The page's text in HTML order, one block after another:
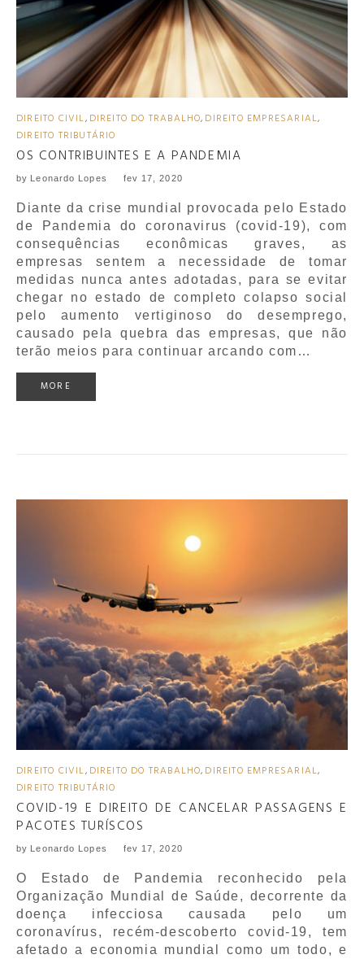
DIREITO CIVIL, DIREITO DO TRABALHO, DIREITO EMPRESARIAL,
DIREITO TRIBUTÁRIO
OS CONTRIBUINTES E A PANDEMIA
by Leonardo Lopes fev 17, 2020
Diante da crise mundial provocada pelo Estado
de Pandemia do coronavirus (covid-19), com
consequências econômicas graves, as
empresas sentem a necessidade de tomar
medidas nunca antes adotadas, para se evitar
chegar no estado de completo colapso social
pelo aumento vertiginoso do desemprego,
causado pela quebra das empresas, que não
terão meios para continuar arcando com…
MORE
DIREITO CIVIL, DIREITO DO TRABALHO, DIREITO EMPRESARIAL,
DIREITO TRIBUTÁRIO
COVID-19 E DIREITO DE CANCELAR PASSAGENS E
PACOTES TURÍSCOS
by Leonardo Lopes fev 17, 2020
O Estado de Pandemia reconhecido pela
Organização Mundial de Saúde, decorrente da
doença infecciosa causada pelo um
coronavírus, recém-descoberto covid-19, tem
afetado a economia mundial como um todo, e